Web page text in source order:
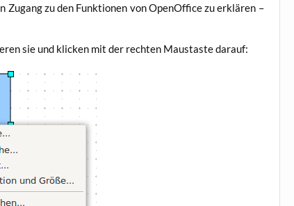
Zugang zu den Funk­tio­nen von Open­Of­fice zu erklä­ren –
sie und kli­cken mit der rech­ten Maus­tas­te darauf: